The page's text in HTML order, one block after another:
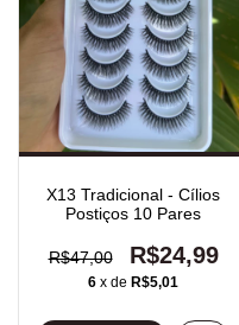
X13 Tradicional - Cílios
Postiços 10 Pares
R$47,00 R$24,99
6 x de R$5,01